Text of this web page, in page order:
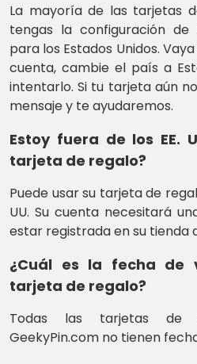
La mayoría de las tarjetas
tengas la configuración
para los Estados Unidos.
cuenta, cambie el país a
intentarlo. Si tu tarjeta aún
mensaje y te ayudaremos.
Estoy fuera de los EE.
tarjeta de regalo?
Puede usar su tarjeta de
UU. Su cuenta necesitará
estar registrada en su tienda
¿Cuál es la fecha de
tarjeta de regalo?
Todas las tarjetas de
GeekyPin.com no tienen